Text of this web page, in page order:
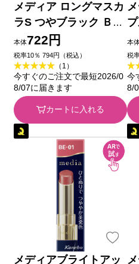
メディア ロングマスカ
ラS つやブラック ＢＫ
カネボウ化粧品
本体722円
税率10％ 794円（税込）
（1）
今すぐのご注文で最短2026/0
8/07に届きます
カートに入れる
カ
本
税
今
8/
メディアブライトアッ